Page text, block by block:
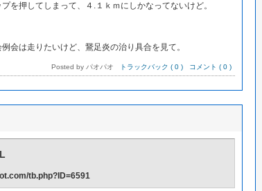
を押してしまって、４.１ｋｍにしかなってないけど。
会は走りたいけど、鵞足炎の治り具合を見て。
Posted by パオパオ トラックバック ( 0 ) コメント ( 0 )
tb.php?ID=6591